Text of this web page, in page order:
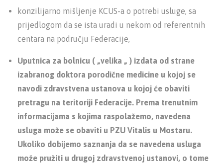
konzilijarno mišljenje KCUS-a o potrebi usluge, sa
prijedlogom da se ista uradi u nekom od referentnih
centara na području Federacije,
Uputnica za bolnicu ( „velika „ ) izdata od strane
izabranog doktora porodične medicine u kojoj se
navodi zdravstvena ustanova u kojoj će obaviti
pretragu na teritoriji Federacije. Prema trenutnim
informacijama s kojima raspolažemo, navedena
usluga može se obaviti u PZU Vitalis u Mostaru.
Ukoliko dobijemo saznanja da se navedena usluga
može pružiti u drugoj zdravstvenoj ustanovi, o tome